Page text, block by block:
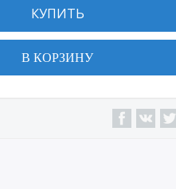
КУПИТЬ
В КОРЗИНУ